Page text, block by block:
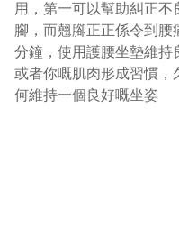
用，第一可以幫助糾正不
腳，而翹腳正正係令到
分鐘，使用護腰坐墊維持
或者你嘅肌肉形成習慣，
何維持一個良好嘅坐姿